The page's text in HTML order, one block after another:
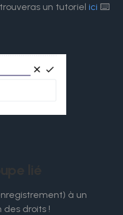
un tutoriel ici ⌨️
à un
droits !